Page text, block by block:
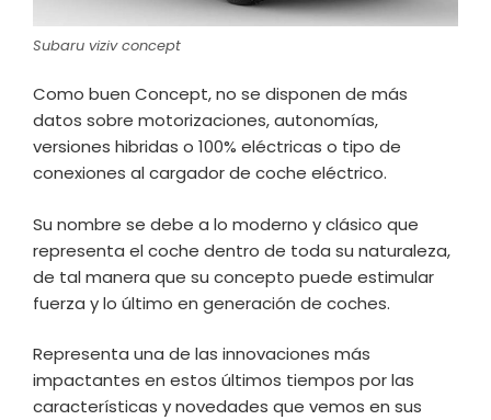
Subaru viziv concept
Como buen Concept, no se disponen de más
datos sobre motorizaciones, autonomías,
versiones hibridas o 100% eléctricas o tipo de
conexiones al cargador de coche eléctrico.
Su nombre se debe a lo moderno y clásico que
representa el coche dentro de toda su naturaleza,
de tal manera que su concepto puede estimular
fuerza y lo último en generación de coches.
Representa una de las innovaciones más
impactantes en estos últimos tiempos por las
características y novedades que vemos en sus